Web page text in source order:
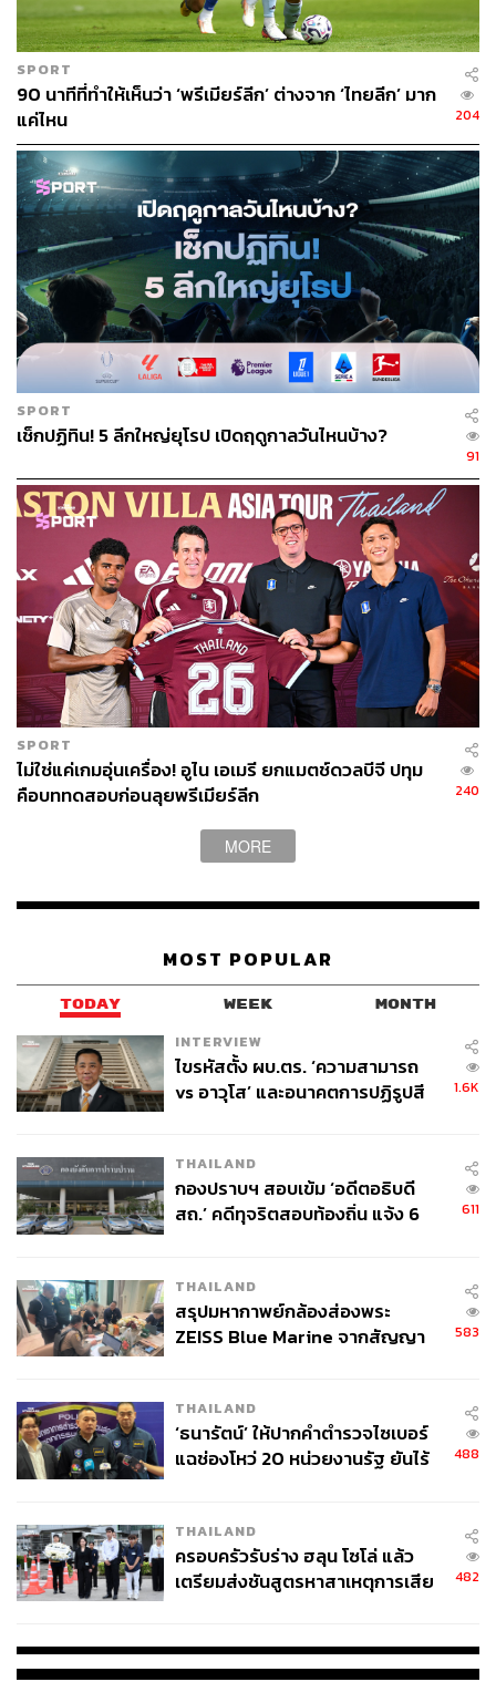
Toyota Thai League
Borussia Dortmund
BG Pathum United F.C.
สโมสรฟุตบอลบีจี ปทุม ยูไนเต็ด
กีฬาฟุตบอล
ฟุตบอลไทย
ABOUT THE AUTHOR
SPORT
90 นาทีที่ทำให้เห็นว่า ‘พรีเมียร์ลีก’ ต่างจาก ‘ไทยลีก’ มาก
แค่ไหน
204
SPORT
เช็กปฏิทิน! 5 ลีกใหญ่ยุโรป เปิดฤดูกาลวันไหนบ้าง?
91
SPORT
ไม่ใช่แค่เกมอุ่นเครื่อง! อูไน เอเมรี ยกแมตช์ดวลบีจี ปทุม
คือบททดสอบก่อนลุยพรีเมียร์ลีก
240
MORE
MOST POPULAR
TODAY WEEK MONTH
INTERVIEW
ไขรหัสตั้ง ผบ.ตร. ‘ความสามารถ
vs อาวุโส’ และอนาคตการปฏิรูปสี
1.6K
THAILAND
กองปราบฯ สอบเข้ม ‘อดีตอธิบดี
สถ.’ คดีทุจริตสอบท้องถิ่น แจ้ง 6
611
THAILAND
สรุปมหากาพย์กล้องส่องพระ
ZEISS Blue Marine จากสัญญา
จ่ายหนี้-แอบระบุแบรนด์
583
THAILAND
‘ธนารัตน์’ ให้ปากคำตำรวจไซเบอร์
แฉช่องโหว่ 20 หน่วยงานรัฐ ยันไร้
488
THAILAND
ครอบครัวรับร่าง ฮลุน โซโล่ แล้ว
เตรียมส่งชันสูตรหาสาเหตุการเสีย
482